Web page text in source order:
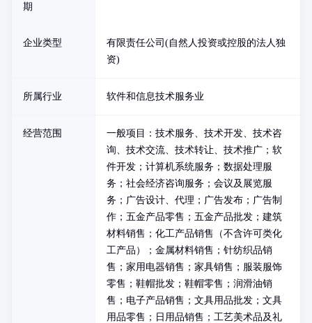
期
企业类型
有限责任公司(自然人投资或控股的法人独
资)
所属行业 软件和信息技术服务业
经营范围
一般项目：技术服务、技术开发、技术咨
询、技术交流、技术转让、技术推广；软
件开发；计算机系统服务；数据处理服
务；社会经济咨询服务；会议及展览服
务；广告设计、代理；广告发布；广告制
作；五金产品零售；五金产品批发；建筑
材料销售；化工产品销售（不含许可类化
工产品）；金属材料销售；针纺织品销
售；家用电器销售；家具销售；服装服饰
零售；鞋帽批发；鞋帽零售；润滑油销
售；电子产品销售；文具用品批发；文具
用品零售；日用品销售；工艺美术品及礼